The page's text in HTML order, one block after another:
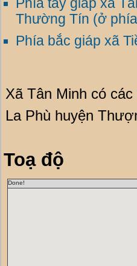
Phía tây giáp xã
Thường Tín (ở
Phía bắc giáp xã
Xã Tân Minh có
La Phù huyện
Toạ độ
Done!